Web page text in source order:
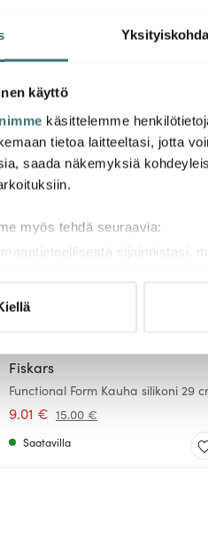
käyttö
käsittelemme
tietoa laitteeltasi, jotta
saada näkemyksiä
myös tehdä seuraavia:
sijainnistasi,
tarjoamamme sisällön ja
tai joita on kerätty, kun olet
Valkoinen/Vaaleanpunainen
14.40 € 24.00 €
Saatavilla
Fiskars
Functional Form Kauha silikoni 29
9.01 € 15.00 €
Saatavilla